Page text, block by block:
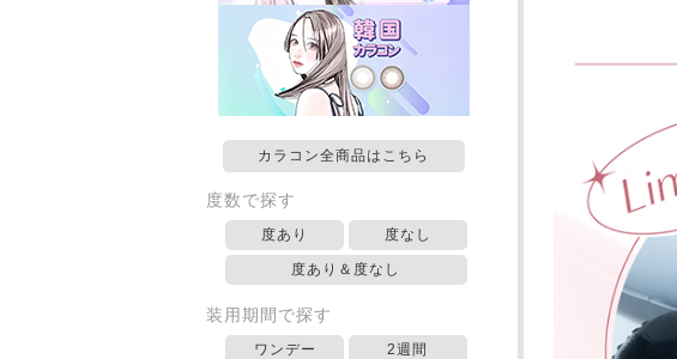
カラコン全商品はこちら
度数で探す
度あり 度なし
度あり＆度なし
装用期間で探す
ワンデー 2週間